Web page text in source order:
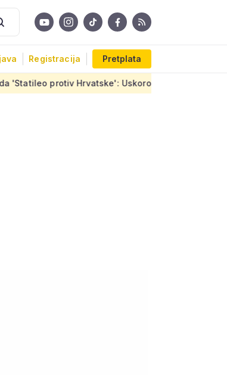
Registracija Pretplata
Uskoro završetak stanova u Sirobujama,